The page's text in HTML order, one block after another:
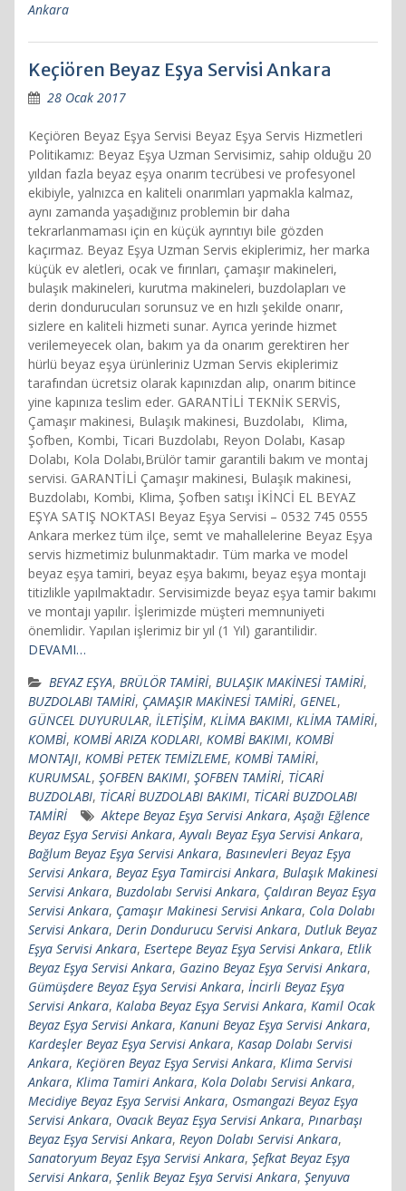
Ankara
Keçiören Beyaz Eşya Servisi Ankara
28 Ocak 2017
Keçiören Beyaz Eşya Servisi Beyaz Eşya Servis Hizmetleri
Politikamız: Beyaz Eşya Uzman Servisimiz, sahip olduğu 20
yıldan fazla beyaz eşya onarım tecrübesi ve profesyonel
ekibiyle, yalnızca en kaliteli onarımları yapmakla kalmaz,
aynı zamanda yaşadığınız problemin bir daha
tekrarlanmaması için en küçük ayrıntıyı bile gözden
kaçırmaz. Beyaz Eşya Uzman Servis ekiplerimiz, her marka
küçük ev aletleri, ocak ve fırınları, çamaşır makineleri,
bulaşık makineleri, kurutma makineleri, buzdolapları ve
derin dondurucuları sorunsuz ve en hızlı şekilde onarır,
sizlere en kaliteli hizmeti sunar. Ayrıca yerinde hizmet
verilemeyecek olan, bakım ya da onarım gerektiren her
hürlü beyaz eşya ürünleriniz Uzman Servis ekiplerimiz
tarafından ücretsiz olarak kapınızdan alıp, onarım bitince
yine kapınıza teslim eder. GARANTİLİ TEKNİK SERVİS,
Çamaşır makinesi, Bulaşık makinesi, Buzdolabı, Klima,
Şofben, Kombi, Ticari Buzdolabı, Reyon Dolabı, Kasap
Dolabı, Kola Dolabı,Brülör tamir garantili bakım ve montaj
servisi. GARANTİLİ Çamaşır makinesi, Bulaşık makinesi,
Buzdolabı, Kombi, Klima, Şofben satışı İKİNCİ EL BEYAZ
EŞYA SATIŞ NOKTASI Beyaz Eşya Servisi – 0532 745 0555
Ankara merkez tüm ilçe, semt ve mahallelerine Beyaz Eşya
servis hizmetimiz bulunmaktadır. Tüm marka ve model
beyaz eşya tamiri, beyaz eşya bakımı, beyaz eşya montajı
titizlikle yapılmaktadır. Servisimizde beyaz eşya tamir bakımı
ve montajı yapılır. İşlerimizde müşteri memnuniyeti
önemlidir. Yapılan işlerimiz bir yıl (1 Yıl) garantilidir.
DEVAMI…
BEYAZ EŞYA, BRÜLÖR TAMİRİ, BULAŞIK MAKİNESİ TAMİRİ,
BUZDOLABI TAMİRİ, ÇAMAŞIR MAKİNESİ TAMİRİ, GENEL,
GÜNCEL DUYURULAR, İLETİŞİM, KLİMA BAKIMI, KLİMA TAMİRİ,
KOMBİ, KOMBİ ARIZA KODLARI, KOMBİ BAKIMI, KOMBİ
MONTAJI, KOMBİ PETEK TEMİZLEME, KOMBİ TAMİRİ,
KURUMSAL, ŞOFBEN BAKIMI, ŞOFBEN TAMİRİ, TİCARİ
BUZDOLABI, TİCARİ BUZDOLABI BAKIMI, TİCARİ BUZDOLABI
TAMİRİ
Aktepe Beyaz Eşya Servisi Ankara,Aşağı Eğlence
Beyaz Eşya Servisi Ankara,Ayvalı Beyaz Eşya Servisi Ankara,
Bağlum Beyaz Eşya Servisi Ankara, Basınevleri Beyaz Eşya
Servisi Ankara, Beyaz Eşya Tamircisi Ankara, Bulaşık Makinesi
Servisi Ankara, Buzdolabı Servisi Ankara, Çaldıran Beyaz Eşya
Servisi Ankara, Çamaşır Makinesi Servisi Ankara, Cola Dolabı
Servisi Ankara, Derin Dondurucu Servisi Ankara, Dutluk Beyaz
Eşya Servisi Ankara, Esertepe Beyaz Eşya Servisi Ankara, Etlik
Beyaz Eşya Servisi Ankara, Gazino Beyaz Eşya Servisi Ankara,
Gümüşdere Beyaz Eşya Servisi Ankara, İncirli Beyaz Eşya
Servisi Ankara, Kalaba Beyaz Eşya Servisi Ankara, Kamil Ocak
Beyaz Eşya Servisi Ankara, Kanuni Beyaz Eşya Servisi Ankara,
Kardeşler Beyaz Eşya Servisi Ankara, Kasap Dolabı Servisi
Ankara, Keçiören Beyaz Eşya Servisi Ankara, Klima Servisi
Ankara, Klima Tamiri Ankara, Kola Dolabı Servisi Ankara,
Mecidiye Beyaz Eşya Servisi Ankara, Osmangazi Beyaz Eşya
Servisi Ankara, Ovacık Beyaz Eşya Servisi Ankara, Pınarbaşı
Beyaz Eşya Servisi Ankara, Reyon Dolabı Servisi Ankara,
Sanatoryum Beyaz Eşya Servisi Ankara, Şefkat Beyaz Eşya
Servisi Ankara, Şenlik Beyaz Eşya Servisi Ankara, Şenyuva